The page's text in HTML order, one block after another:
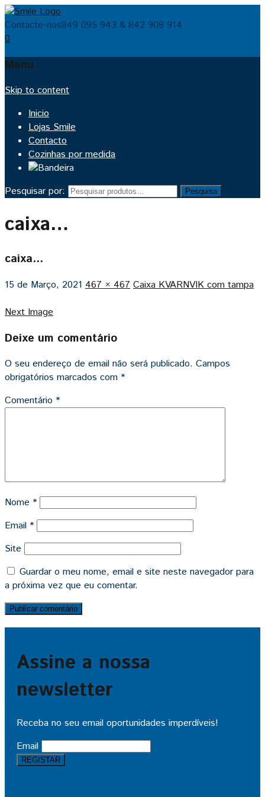
Contacte-nos849 095 943 & 842 908 914
0
Menu
Skip to content
Inicio
Lojas Smile
Contacto
Cozinhas por medida
Pesquisar por: Pesquisa
caixa…
caixa…
15 de Março, 2021 467 × 467 Caixa KVARNVIK com tampa
Next Image
Deixe um comentário
O seu endereço de email não será publicado. Campos
obrigatórios marcados com *
Comentário *
Nome *
Email *
Site
Guardar o meu nome, email e site neste navegador para
a próxima vez que eu comentar.
Assine a nossa
newsletter
Receba no seu email oportunidades imperdíveis!
Email